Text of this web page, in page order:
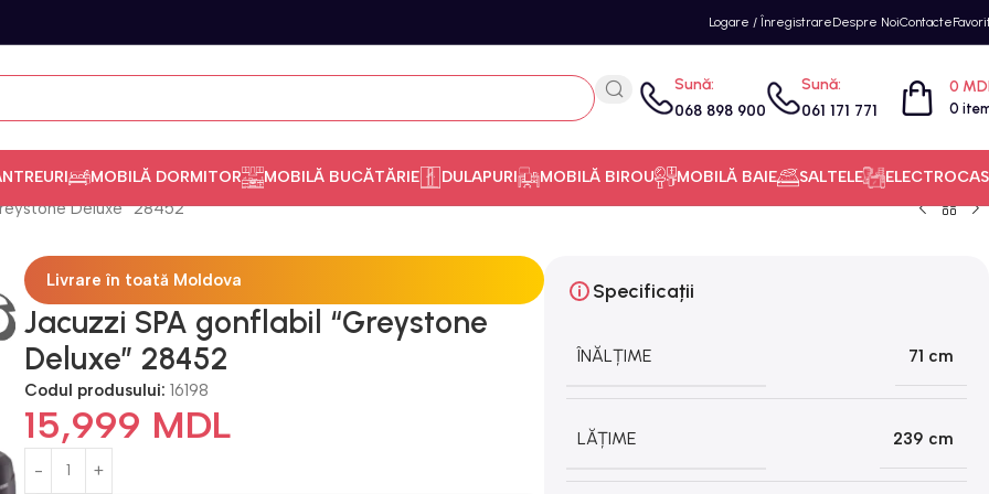
Logare / ÎnregistrareDespre NoiContacte
Sună:
068 898 900
Sună:
061 171 771 0
0
MOBILĂ DORMITOR MOBILĂ BUCĂTĂRIE DULAPURI MOBILĂ BIROU MOBILĂ BAIE SALTELE
Deluxe” 28452
Livrare în toată Moldova
Jacuzzi SPA gonflabil “Greystone
Deluxe” 28452
Codul produsului:16198
15,999 MDL
Specificații
ÎNĂLȚIME 71 cm
LĂȚIME 239 cm